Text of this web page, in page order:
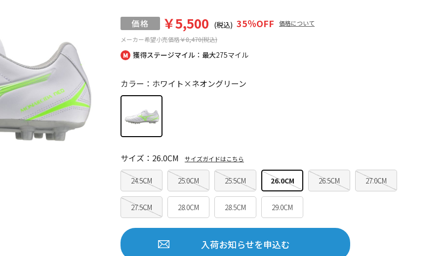
獲得ステージマイル：最大275マイル
メーカー希望小売価格￥8,470(税込)
￥5,500 (税込) 35％OFF 価格について
カラー：ホワイト×ネオングリーン
24.5CM 25.0CM 25.5CM 26.0CM 26.5CM 27.0CM
27.5CM 28.0CM 28.5CM 29.0CM
サイズ：26.0CM サイズガイドはこちら
入荷お知らせを申込む